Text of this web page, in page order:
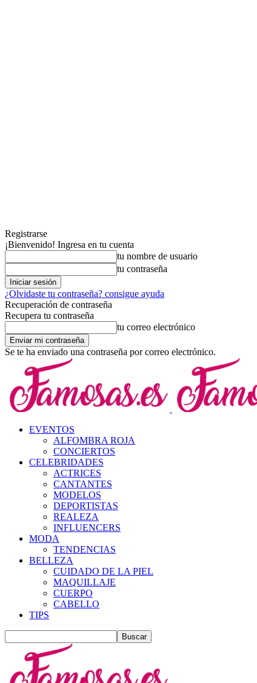
Registrarse
¡Bienvenido! Ingresa en tu cuenta
tu nombre de usuario
tu contraseña
¿Olvidaste tu contraseña? consigue ayuda
Recuperación de contraseña
Recupera tu contraseña
tu correo electrónico
Se te ha enviado una contraseña por correo electrónico.
EVENTOS
ALFOMBRA ROJA
CONCIERTOS
CELEBRIDADES
ACTRICES
CANTANTES
MODELOS
DEPORTISTAS
REALEZA
INFLUENCERS
MODA
TENDENCIAS
BELLEZA
CUIDADO DE LA PIEL
MAQUILLAJE
CUERPO
CABELLO
TIPS